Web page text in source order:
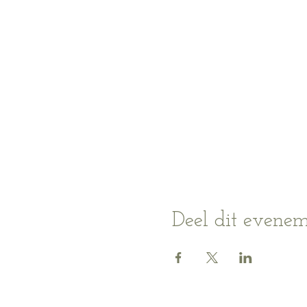
Deel dit